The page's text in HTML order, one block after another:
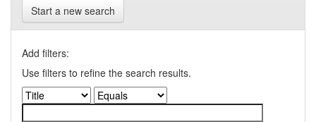
Start a new search
Add filters:
Use filters to refine the search results.